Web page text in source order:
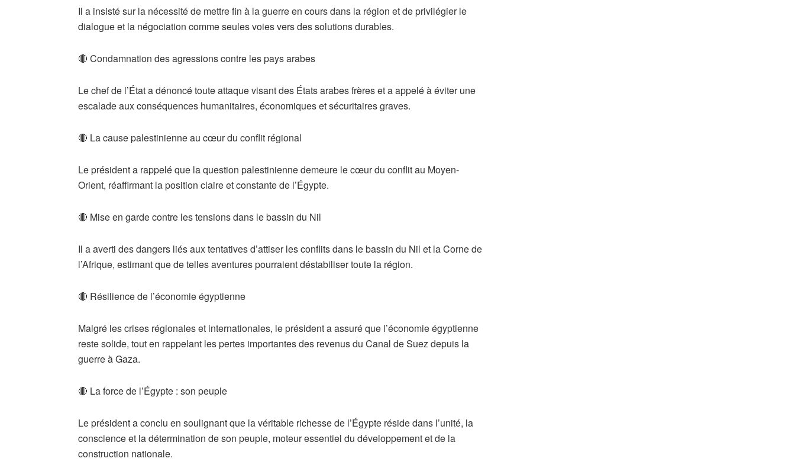
Il a insisté sur la nécessité de mettre fin à la guerre en cours dans la région et de privilégier le
dialogue et la négociation comme seules voies vers des solutions durables.
🔴 Condamnation des agressions contre les pays arabes
Le chef de l’État a dénoncé toute attaque visant des États arabes frères et a appelé à éviter une
escalade aux conséquences humanitaires, économiques et sécuritaires graves.
🔴 La cause palestinienne au cœur du conflit régional
Le président a rappelé que la question palestinienne demeure le cœur du conflit au Moyen-
Orient, réaffirmant la position claire et constante de l’Égypte.
🔴 Mise en garde contre les tensions dans le bassin du Nil
Il a averti des dangers liés aux tentatives d’attiser les conflits dans le bassin du Nil et la Corne de
l’Afrique, estimant que de telles aventures pourraient déstabiliser toute la région.
🔴 Résilience de l’économie égyptienne
Malgré les crises régionales et internationales, le président a assuré que l’économie égyptienne
reste solide, tout en rappelant les pertes importantes des revenus du Canal de Suez depuis la
guerre à Gaza.
🔴 La force de l’Égypte : son peuple
Le président a conclu en soulignant que la véritable richesse de l’Égypte réside dans l’unité, la
conscience et la détermination de son peuple, moteur essentiel du développement et de la
construction nationale.